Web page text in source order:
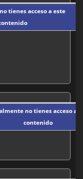
tienes acceso a este
no tienes acceso a
contenido